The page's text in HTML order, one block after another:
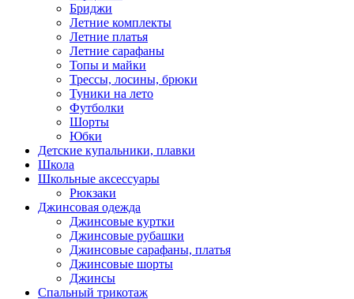
Бриджи
Летние комплекты
Летние платья
Летние сарафаны
Топы и майки
Трессы, лосины, брюки
Туники на лето
Футболки
Шорты
Юбки
Детские купальники, плавки
Школа
Школьные аксессуары
Рюкзаки
Джинсовая одежда
Джинсовые куртки
Джинсовые рубашки
Джинсовые сарафаны, платья
Джинсовые шорты
Джинсы
Спальный трикотаж